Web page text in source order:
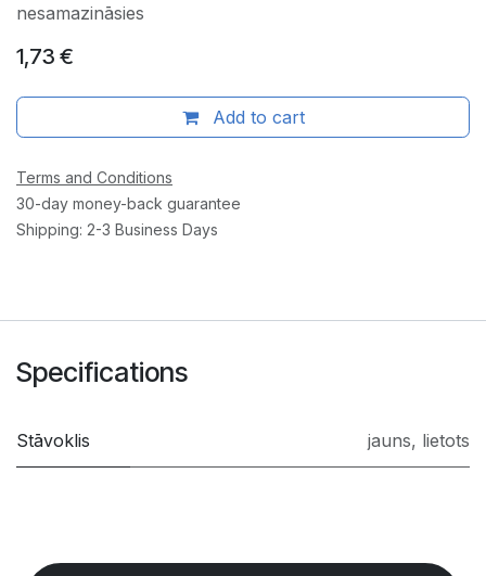
nesamazināsies
1,73 €
Add to cart
Terms and Conditions
30-day money-back guarantee
Shipping: 2-3 Business Days
Specifications
Stāvoklis jauns, lietots